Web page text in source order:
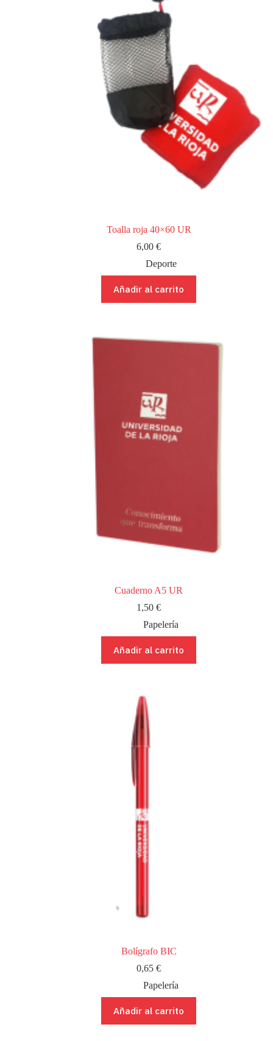
Toalla roja 40×60 UR
6,00 €
Deporte
Añadir al carrito
Cuaderno A5 UR
1,50 €
Papelería
Añadir al carrito
Bolígrafo BIC
0,65 €
Papelería
Añadir al carrito